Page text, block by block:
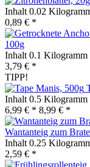
Inhalt 0.02
0,89 € *
100g
Inhalt 0.1 Kilogramm
3,79 € *
TIPP!
Inhalt 0.5 Kilogramm
6,99 € * 8,99 € *
Wantanteig zum
Inhalt 0.25
2,59 € *